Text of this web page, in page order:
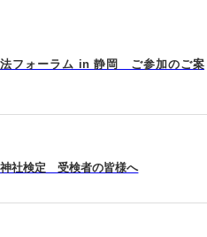
フォーラム in 静岡 ご参加のご案
社検定 受検者の皆様へ